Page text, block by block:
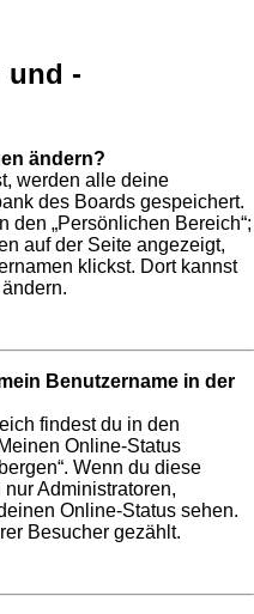
und -
ändern?
werden alle deine
des Boards gespeichert.
den „Persönlichen Bereich“;
auf der Seite angezeigt,
klickst. Dort kannst
Benutzername in der
findest du in den
Online-Status
Wenn du diese
Administratoren,
Online-Status sehen.
Besucher gezählt.